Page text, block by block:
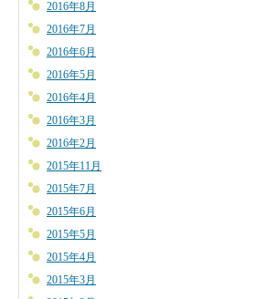
2016年8月
2016年7月
2016年6月
2016年5月
2016年4月
2016年3月
2016年2月
2015年11月
2015年7月
2015年6月
2015年5月
2015年4月
2015年3月